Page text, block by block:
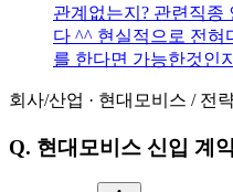
관계없는지? 관련직종
다 ^^ 현실적으로 전혀
를 한다면 가능한것인
회사/산업 · 현대모비스 / 전
Q. 현대모비스 신입 계